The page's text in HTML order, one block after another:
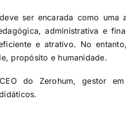
ser encarada como uma
administrativa e
e atrativo. No
propósito e humanidade.
do Zerohum, gestor